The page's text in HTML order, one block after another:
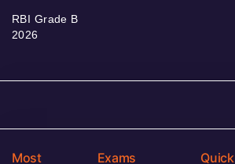
RBI Grade B
2026
Most
Exams
Quick